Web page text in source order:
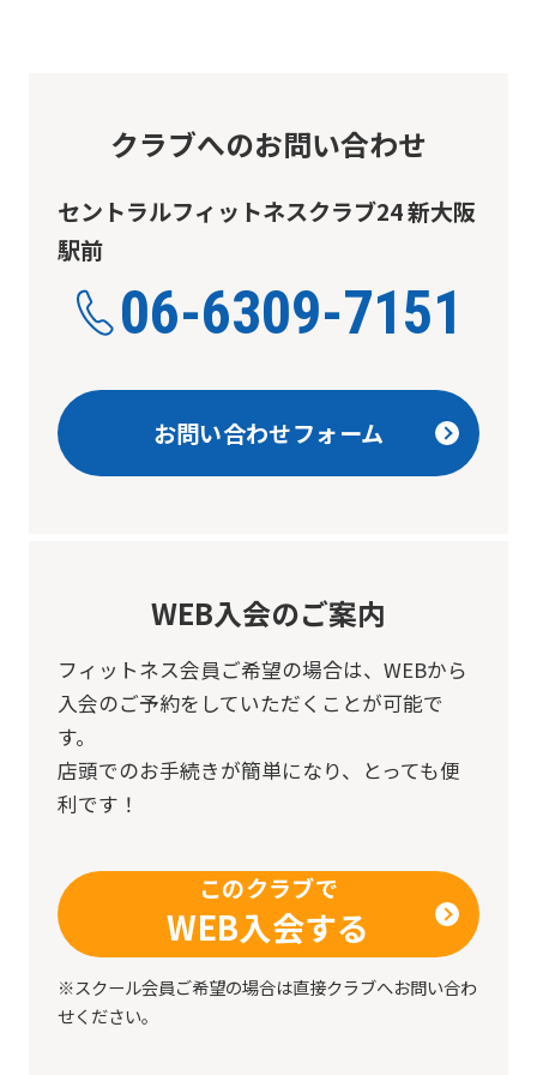
クラブへのお問い合わせ
セントラルフィットネスクラブ24 新大阪
駅前
06-6309-7151
お問い合わせフォーム
WEB入会のご案内
フィットネス会員ご希望の場合は、 WEBから
入会のご予約をしていただくことが可能で
す。
店頭でのお手続きが簡単になり、とっても便
利です！
このクラブで
WEB入会する
※スクール会員ご希望の場合は直接クラブへお問い合わ
せください。
top
page.
However,
you
use
automatic
translation
service,
version
of
this
website
be
so
it
may